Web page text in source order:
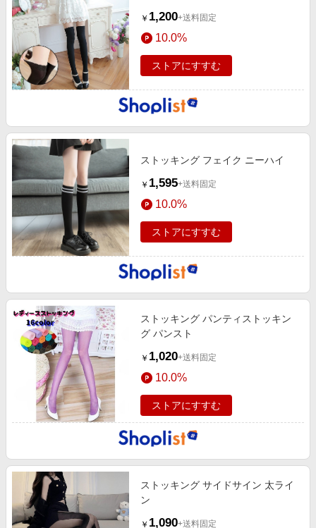
￥ 1,200+送料固定
10.0%
ストアにすすむ
ストッキング フェイク ニーハイ
￥ 1,595+送料固定
10.0%
ストアにすすむ
ストッキング パンティストッキン
グ パンスト
￥ 1,020+送料固定
10.0%
ストアにすすむ
ストッキング サイドサイン 太ライ
ン
￥ 1,090+送料固定